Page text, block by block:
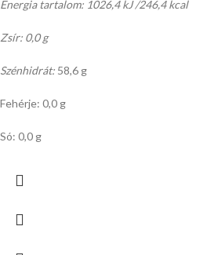
Energia tartalom: 1026,4 kJ /246,4 kcal
Zsír: 0,0 g
Szénhidrát: 58,6 g
Fehérje: 0,0 g
Só: 0,0 g